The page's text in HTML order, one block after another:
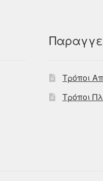
Τρόποι
Τρόποι